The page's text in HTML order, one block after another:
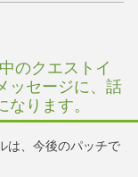
のクエストイ
ッセージに、話
ります。
は、今後のパッチで